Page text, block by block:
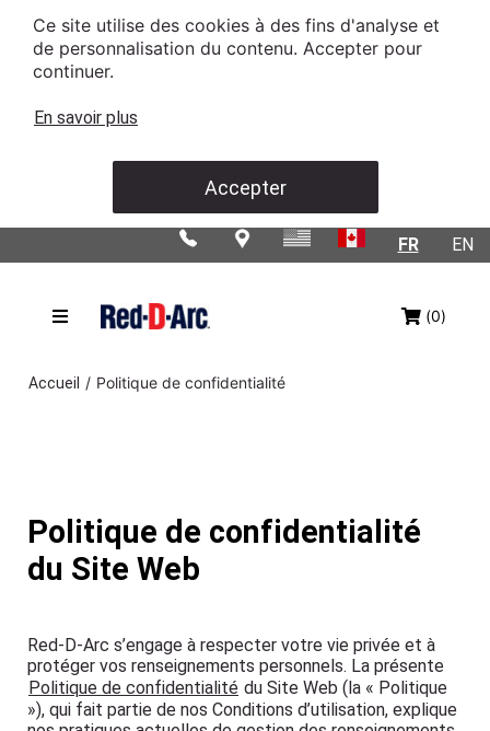
Ce site utilise des cookies à des fins d'analyse et
de personnalisation du contenu. Accepter pour
continuer.
En savoir plus
Accepter
EN
FR
(0)
Accueil / Politique de confidentialité
Politique de confidentialité
du Site Web
Red-D-Arc s’engage à respecter votre vie privée et à
protéger vos renseignements personnels. La présente
Politique de confidentialité du Site Web (la « Politique
»), qui fait partie de nos Conditions d’utilisation, explique